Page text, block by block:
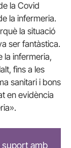
la Covid
la infermeria.
la situació
ser fantàstica.
la infermeria,
fins a les
sanitari i bons
en evidència
suport amb